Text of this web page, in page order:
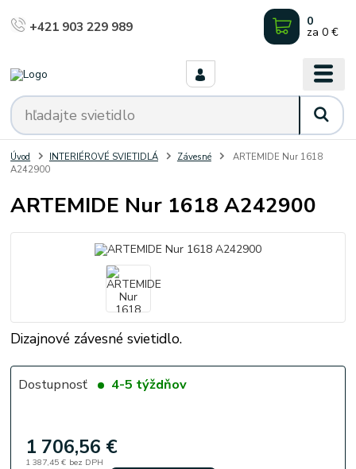
+421 903 229 989 0
za 0 €
Úvod INTERIÉROVÉ SVIETIDLÁ Závesné
ARTEMIDE Nur 1618
A242900
ARTEMIDE Nur 1618 A242900
Dizajnové závesné svietidlo.
Dostupnosť 4-5 týždňov
1 706,56 €
1 387,45 € bez DPH